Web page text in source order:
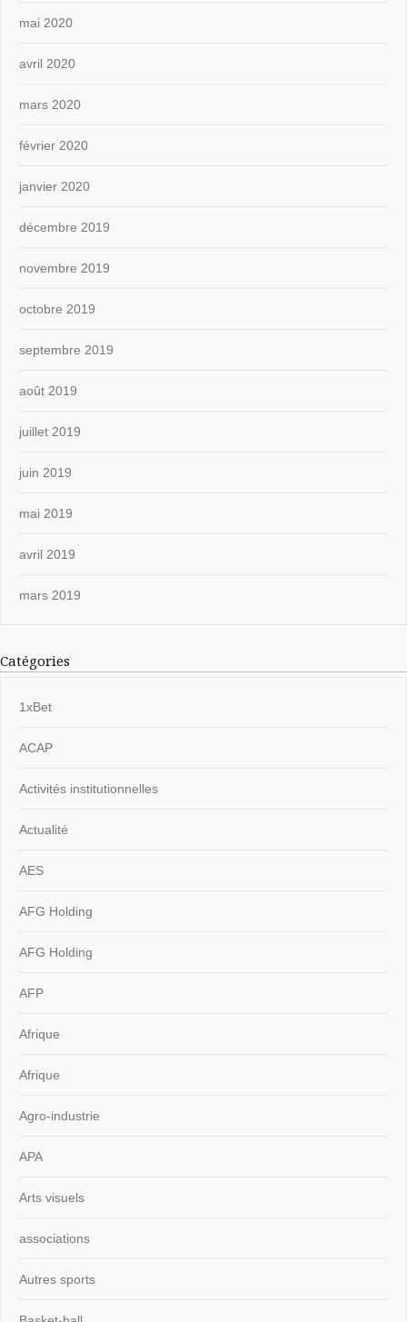
mai 2020
avril 2020
mars 2020
février 2020
janvier 2020
décembre 2019
novembre 2019
octobre 2019
septembre 2019
août 2019
juillet 2019
juin 2019
mai 2019
avril 2019
mars 2019
Catégories
1xBet
ACAP
Activités institutionnelles
Actualité
AES
AFG Holding
AFG Holding
AFP
Afrique
Afrique
Agro-industrie
APA
Arts visuels
associations
Autres sports